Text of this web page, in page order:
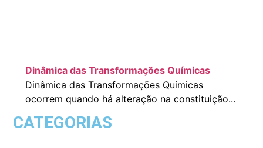
Dinâmica das Transformações Químicas
Dinâmica das Transformações Químicas
ocorrem quando há alteração na constituição...
CATEGORIAS